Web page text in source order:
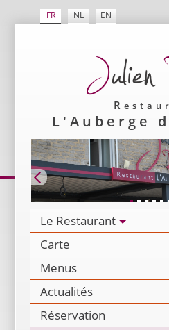
EN
NL
FR
L'Auberge
Le Restaurant
Carte
Menus
Actualités
Réservation